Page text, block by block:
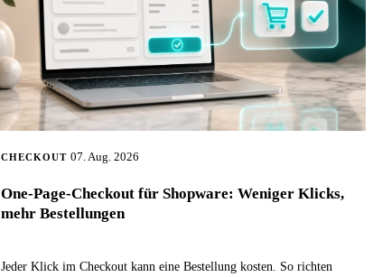
CHECKOUT 07. Aug. 2026
One-Page-Checkout für Shopware: Weniger Klicks,
mehr Bestellungen
Jeder Klick im Checkout kann eine Bestellung kosten. So richten